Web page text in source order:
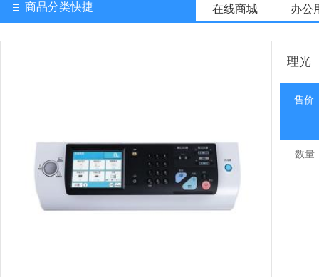
商品分类快捷 在线商城 办公
理光
售价
数量